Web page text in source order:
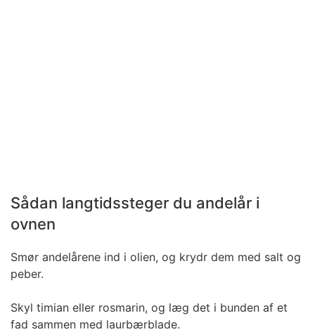
Sådan langtidssteger du andelår i
ovnen
Smør andelårene ind i olien, og krydr dem med salt og
peber.
Skyl timian eller rosmarin, og læg det i bunden af et
fad sammen med laurbærblade.